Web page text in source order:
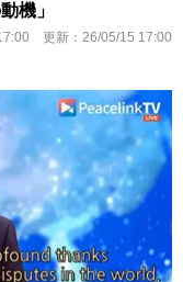
機」
更新： 26/05/15 17:00